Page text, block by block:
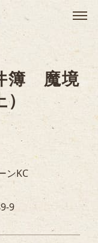
メ
簿 魔境
ンKC
9